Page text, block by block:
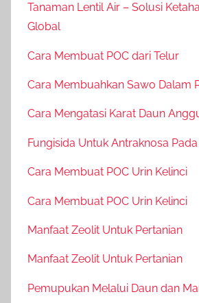
Tanaman Lentil Air – Solusi
Global
Cara Membuat POC dari Telur
Cara Membuahkan Sawo Dalam
Cara Mengatasi Karat Daun
Fungisida Untuk Antraknosa
Cara Membuat POC Urin Kelinci
Cara Membuat POC Urin Kelinci
Manfaat Zeolit Untuk Pertanian
Manfaat Zeolit Untuk Pertanian
Pemupukan Melalui Daun dan